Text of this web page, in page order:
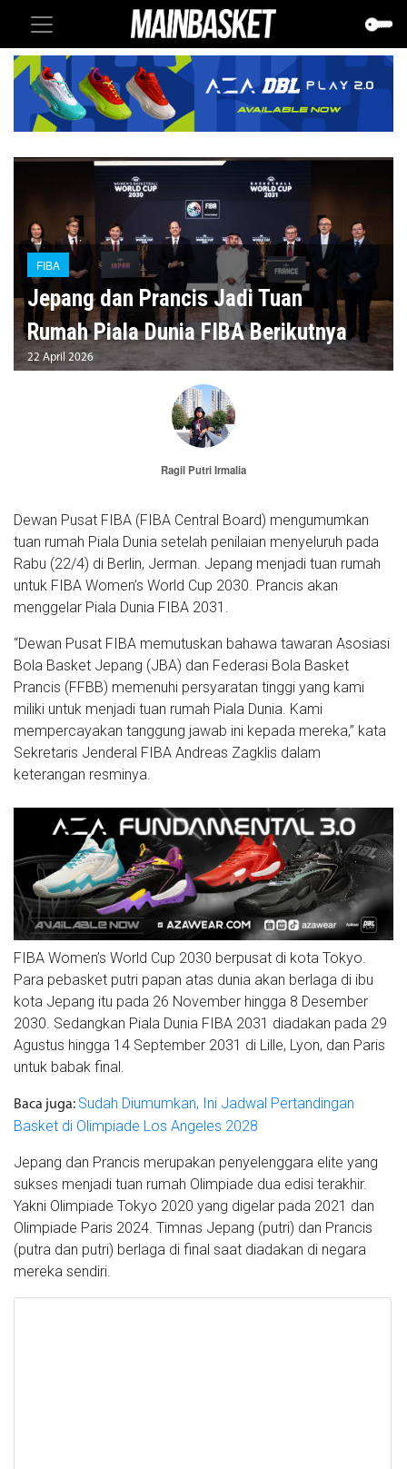
FIBA
Jepang dan Prancis Jadi Tuan
Rumah Piala Dunia FIBA Berikutnya
22 April 2026
Ragil Putri Irmalia
Dewan Pusat FIBA (FIBA Central Board) mengumumkan
tuan rumah Piala Dunia setelah penilaian menyeluruh pada
Rabu (22/4) di Berlin, Jerman. Jepang menjadi tuan rumah
untuk FIBA Women’s World Cup 2030. Prancis akan
menggelar Piala Dunia FIBA 2031.
“Dewan Pusat FIBA memutuskan bahawa tawaran Asosiasi
Bola Basket Jepang (JBA) dan Federasi Bola Basket
Prancis (FFBB) memenuhi persyaratan tinggi yang kami
miliki untuk menjadi tuan rumah Piala Dunia. Kami
mempercayakan tanggung jawab ini kepada mereka,” kata
Sekretaris Jenderal FIBA Andreas Zagklis dalam
keterangan resminya.
FIBA Women’s World Cup 2030 berpusat di kota Tokyo.
Para pebasket putri papan atas dunia akan berlaga di ibu
kota Jepang itu pada 26 November hingga 8 Desember
2030. Sedangkan Piala Dunia FIBA 2031 diadakan pada 29
Agustus hingga 14 September 2031 di Lille, Lyon, dan Paris
untuk babak final.
Baca juga: Sudah Diumumkan, Ini Jadwal Pertandingan
Basket di Olimpiade Los Angeles 2028
Jepang dan Prancis merupakan penyelenggara elite yang
sukses menjadi tuan rumah Olimpiade dua edisi terakhir.
Yakni Olimpiade Tokyo 2020 yang digelar pada 2021 dan
Olimpiade Paris 2024. Timnas Jepang (putri) dan Prancis
(putra dan putri) berlaga di final saat diadakan di negara
mereka sendiri.